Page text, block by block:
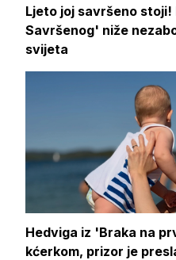
Ljeto joj savršeno stoji!
Savršenog' niže
svijeta
Hedviga iz 'Braka na
kćerkom, prizor je